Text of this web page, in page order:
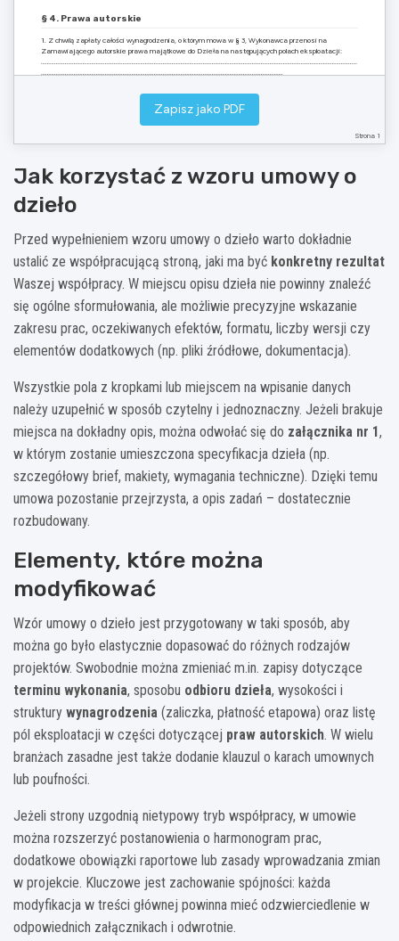
§ 4. Prawa autorskie
1. Z chwilą zapłaty całości wynagrodzenia, o którym mowa w § 3, Wykonawca przenosi na
Zamawiającego autorskie prawa majątkowe do Dzieła na następujących polach eksploatacji:
3. Wynagrodzenie, o którym mowa w § 3, obejmuje wynagrodzenie za przeniesienie autorskich
1. Zamawiający zobowiązuje się do zbadania Dzieła w terminie …….. dni od dnia jego przekazania
2. W przypadku stwierdzenia wad Dzieła, Wykonawca zobowiązuje się do ich usunięcia w
3. Wykonawca ponosi odpowiedzialność za wady fizyczne Dzieła na zasadach określonych w
Kodeksie cywilnym.
§ 6. Rozwiązanie umowy
oraz w razie istotnego naruszenia postanowień umowy przez drugą Stronę.
2. Odstąpienie od umowy wymaga formy pisemnej pod rygorem nieważności.
część Dzieła wykonaną do dnia odstąpienia, o ile ma ona dla niego wartość użytkową.
1. Wszelkie zmiany umowy wymagają formy pisemnej pod rygorem nieważności.
2. W sprawach nieuregulowanych niniejszą umową zastosowanie mają przepisy Kodeksu
3. Spory wynikłe z niniejszej umowy Strony będą starały się rozwiązać polubownie, a w przypadku
braku porozumienia poddadzą je rozstrzygnięciu sądu powszechnego właściwego dla siedziby /
miejsca zamieszkania ………………………………………………………………………………..
4. Umowę sporządzono w dwóch jednobrzmiących egzemplarzach, po jednym dla każdej ze Stron.
………………………………………………………..
Zamawiający
………………………………………………………..
Wzór umowy o dzieło – do samodzielnego dostosowania.
Strona 1
Zapisz jako PDF
Jak korzystać z wzoru umowy o
dzieło
Przed wypełnieniem wzoru umowy o dzieło warto dokładnie
ustalić ze współpracującą stroną, jaki ma być konkretny rezultat
Waszej współpracy. W miejscu opisu dzieła nie powinny znaleźć
się ogólne sformułowania, ale możliwie precyzyjne wskazanie
zakresu prac, oczekiwanych efektów, formatu, liczby wersji czy
elementów dodatkowych (np. pliki źródłowe, dokumentacja).
Wszystkie pola z kropkami lub miejscem na wpisanie danych
należy uzupełnić w sposób czytelny i jednoznaczny. Jeżeli brakuje
miejsca na dokładny opis, można odwołać się do załącznika nr 1,
w którym zostanie umieszczona specyfikacja dzieła (np.
szczegółowy brief, makiety, wymagania techniczne). Dzięki temu
umowa pozostanie przejrzysta, a opis zadań – dostatecznie
rozbudowany.
Elementy, które można
modyfikować
Wzór umowy o dzieło jest przygotowany w taki sposób, aby
można go było elastycznie dopasować do różnych rodzajów
projektów. Swobodnie można zmieniać m.in. zapisy dotyczące
terminu wykonania, sposobu odbioru dzieła, wysokości i
struktury wynagrodzenia (zaliczka, płatność etapowa) oraz listę
pól eksploatacji w części dotyczącej praw autorskich. W wielu
branżach zasadne jest także dodanie klauzul o karach umownych
lub poufności.
Jeżeli strony uzgodnią nietypowy tryb współpracy, w umowie
można rozszerzyć postanowienia o harmonogram prac,
dodatkowe obowiązki raportowe lub zasady wprowadzania zmian
w projekcie. Kluczowe jest zachowanie spójności: każda
modyfikacja w treści głównej powinna mieć odzwierciedlenie w
odpowiednich załącznikach i odwrotnie.